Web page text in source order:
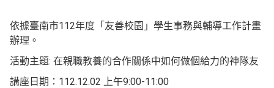
依據臺南市112年度「友善校園」學生事務與輔導工作計畫
辦理。
活動主題: 在親職教養的合作關係中如何做個給力的神隊友
講座日期：112.12.02 上午9:00-11:00